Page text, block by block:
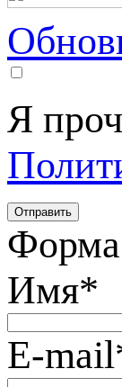
Я
Форма
Имя*
E-mail